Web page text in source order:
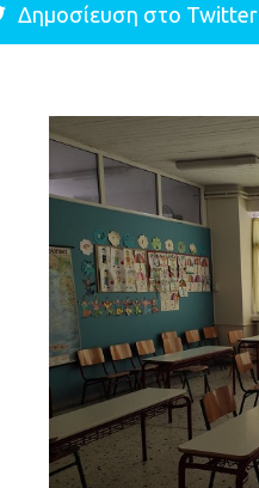
Δημοσίευση στο Twitter